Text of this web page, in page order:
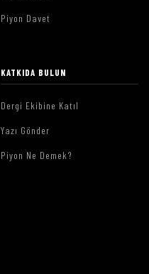
Piyon Davet
KATKIDA BULUN
Dergi Ekibine Katıl
Yazı Gönder
Piyon Ne Demek?